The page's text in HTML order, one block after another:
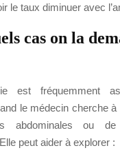
le taux diminuer avec
cas on la
est fréquemment
le médecin cherche à
abdominales ou de
peut aider à explorer :